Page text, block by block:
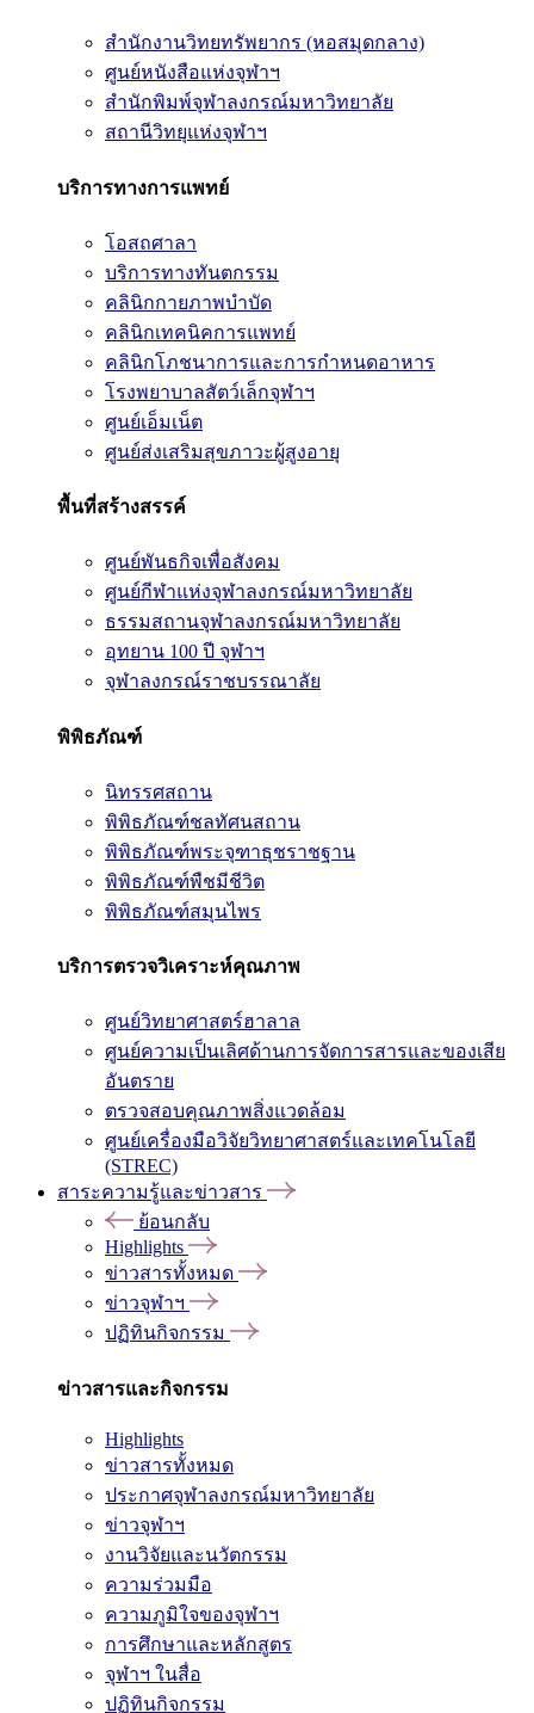
สำนักงานวิทยทรัพยากร (หอสมุดกลาง)
ศูนย์หนังสือแห่งจุฬาฯ
สำนักพิมพ์จุฬาลงกรณ์มหาวิทยาลัย
สถานีวิทยุแห่งจุฬาฯ
บริการทางการแพทย์
โอสถศาลา
บริการทางทันตกรรม
คลินิกกายภาพบำบัด
คลินิกเทคนิคการแพทย์
คลินิกโภชนาการและการกำหนดอาหาร
โรงพยาบาลสัตว์เล็กจุฬาฯ
ศูนย์เอ็มเน็ต
ศูนย์ส่งเสริมสุขภาวะผู้สูงอายุ
พื้นที่สร้างสรรค์
ศูนย์พันธกิจเพื่อสังคม
ศูนย์กีฬาแห่งจุฬาลงกรณ์มหาวิทยาลัย
ธรรมสถานจุฬาลงกรณ์มหาวิทยาลัย
อุทยาน 100 ปี จุฬาฯ
จุฬาลงกรณ์ราชบรรณาลัย
พิพิธภัณฑ์
นิทรรศสถาน
พิพิธภัณฑ์ชลทัศนสถาน
พิพิธภัณฑ์พระจุฑาธุชราชฐาน
พิพิธภัณฑ์พืชมีชีวิต
พิพิธภัณฑ์สมุนไพร
บริการตรวจวิเคราะห์คุณภาพ
ศูนย์วิทยาศาสตร์ฮาลาล
ศูนย์ความเป็นเลิศด้านการจัดการสารและของเสีย
อันตราย
ตรวจสอบคุณภาพสิ่งแวดล้อม
ศูนย์เครื่องมือวิจัยวิทยาศาสตร์และเทคโนโลยี
(STREC)
สาระความรู้และข่าวสาร
ย้อนกลับ
Highlights
ข่าวสารทั้งหมด
ข่าวจุฬาฯ
ปฏิทินกิจกรรม
ข่าวสารและกิจกรรม
Highlights
ข่าวสารทั้งหมด
ประกาศจุฬาลงกรณ์มหาวิทยาลัย
ข่าวจุฬาฯ
งานวิจัยและนวัตกรรม
ความร่วมมือ
ความภูมิใจของจุฬาฯ
การศึกษาและหลักสูตร
จุฬาฯ ในสื่อ
ปฏิทินกิจกรรม